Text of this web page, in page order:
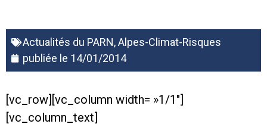
Actualités du PARN,Alpes-Climat-Risques
publiée le 14/01/2014
[vc_row][vc_column width= »1/1″]
[vc_column_text]